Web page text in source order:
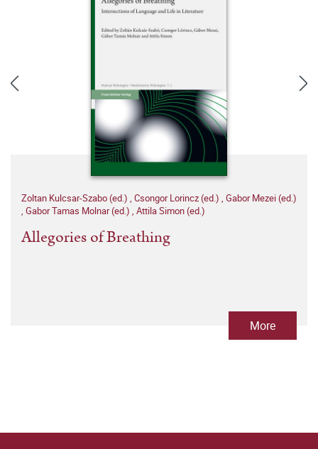
Zoltan Kulcsar-Szabo (ed.) , Csongor Lorincz (ed.) , Gabor Mezei (ed.)
, Gabor Tamas Molnar (ed.) , Attila Simon (ed.)
Allegories of Breathing
More